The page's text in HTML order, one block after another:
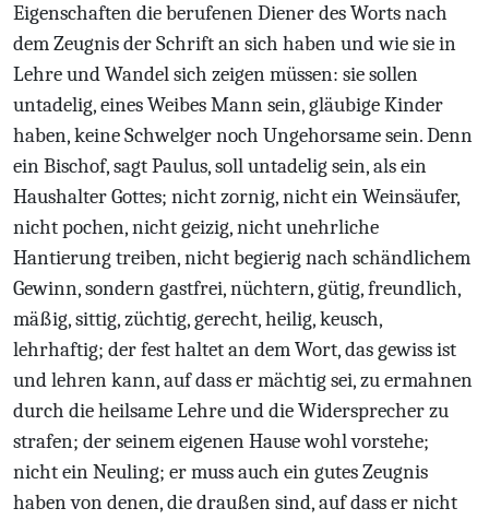
Eigenschaften die berufenen Diener des Worts nach
dem Zeugnis der Schrift an sich haben und wie sie in
Lehre und Wandel sich zeigen müssen: sie sollen
untadelig, eines Weibes Mann sein, gläubige Kinder
haben, keine Schwelger noch Ungehorsame sein. Denn
ein Bischof, sagt Paulus, soll untadelig sein, als ein
Haushalter Gottes; nicht zornig, nicht ein Weinsäufer,
nicht pochen, nicht geizig, nicht unehrliche
Hantierung treiben, nicht begierig nach schändlichem
Gewinn, sondern gastfrei, nüchtern, gütig, freundlich,
mäßig, sittig, züchtig, gerecht, heilig, keusch,
lehrhaftig; der fest haltet an dem Wort, das gewiss ist
und lehren kann, auf dass er mächtig sei, zu ermahnen
durch die heilsame Lehre und die Widersprecher zu
strafen; der seinem eigenen Hause wohl vorstehe;
nicht ein Neuling; er muss auch ein gutes Zeugnis
haben von denen, die draußen sind, auf dass er nicht